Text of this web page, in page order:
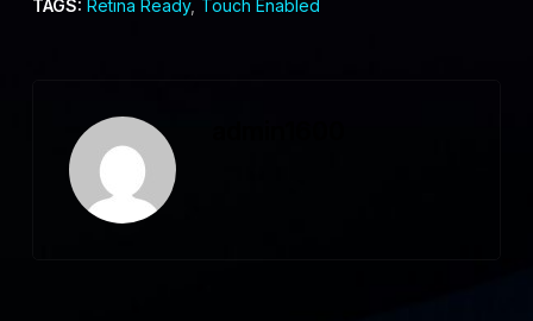
TAGS: Retina Ready, Touch Enabled